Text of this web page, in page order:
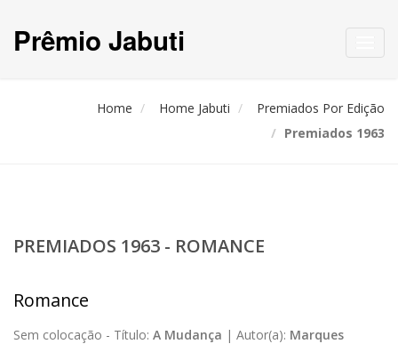
Prêmio Jabuti
Home Home Jabuti
Premiados Por Edição
Premiados 1963
PREMIADOS 1963 - ROMANCE
Romance
Sem colocação - Título: A Mudança | Autor(a): Marques